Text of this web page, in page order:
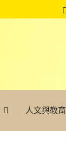
人文與教育